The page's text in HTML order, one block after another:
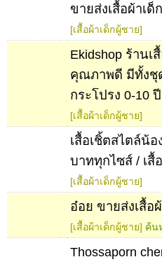
ขายส่งเสื้อผ้าเ
[เสื้อผ้าเด็กผู้ชาย]
Ekidshop ร้านเ
คุณภาพดี มีทั้งชุ
กระโปรง 0-10 ปี
[เสื้อผ้าเด็กผู้ชาย]
เสื้อเชิ้ตสไตล์น้
บาททุกไซส์ / เสื้
[เสื้อผ้าเด็กผู้ชาย]
อ๋อย ขายส่งเสื้อ
[เสื้อผ้าเด็กผู้ชาย] ค้น
Thossaporn